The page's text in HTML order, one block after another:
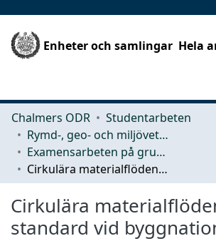
Enheter och samlingar Hela
Chalmers ODR
Studentarbeten
Rymd-, geo- och miljövetenskap (SEE)
Examensarbeten på grundnivå
Cirkulära materialflöden som standard vid byggnation av
Cirkulära
standard vid